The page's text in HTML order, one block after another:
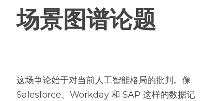
场景图谱论题
这场争论始于对当前人工智能格局的批判。像
Salesforce、Workday 和 SAP 这样的数据记